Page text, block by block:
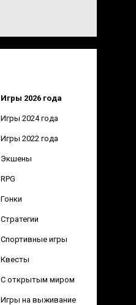
Игры 2026 года
Игры 2024 года
Игры 2022 года
Экшены
RPG
Гонки
Стратегии
Спортивные игры
Квесты
С открытым миром
Игры на выживание